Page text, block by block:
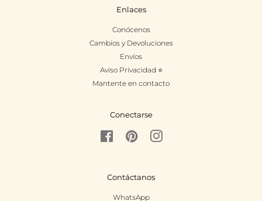
Enlaces
Conócenos
Cambios y Devoluciones
Envíos
Aviso Privacidad ⭐
Mantente en contacto
Conectarse
FacebookPinterestInstagram
Contáctanos
WhatsApp